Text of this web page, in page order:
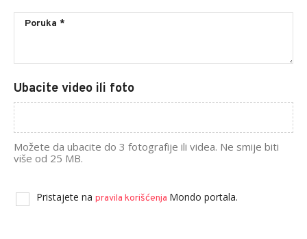
Ubacite video ili foto
Možete da ubacite do 3 fotografije ili videa. Ne smije biti
više od 25 MB.
Pristajete na pravila korišćenja Mondo portala.